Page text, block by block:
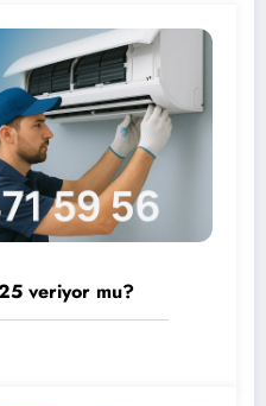
veriyor mu?